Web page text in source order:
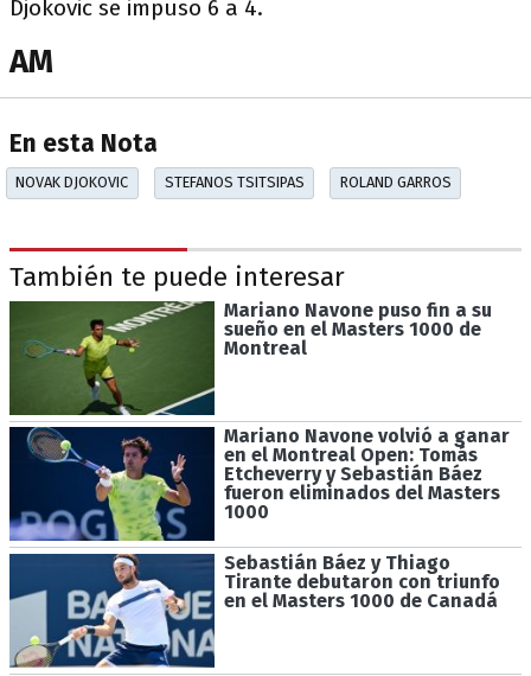
Djokovic se impuso 6 a 4.
AM
En esta Nota
NOVAK DJOKOVIC STEFANOS TSITSIPAS ROLAND GARROS
También te puede interesar
Mariano Navone puso fin a su
sueño en el Masters 1000 de
Montreal
Mariano Navone volvió a ganar
en el Montreal Open: Tomás
Etcheverry y Sebastián Báez
fueron eliminados del Masters
1000
Sebastián Báez y Thiago
Tirante debutaron con triunfo
en el Masters 1000 de Canadá